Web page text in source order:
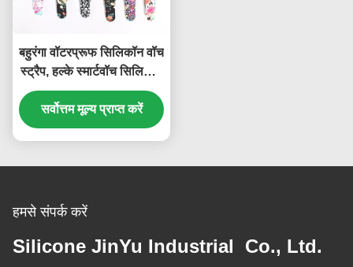
बहुरंगा वॉटरप्रूफ सिलिकॉन वॉच
स्ट्रैप, हल्के स्मार्टवॉच सिलिकॉन
बैंड
सर्वोत्तम मूल्य प्राप्त करें
हमसे संपर्क करें
Silicone JinYu Industrial Co., Ltd.